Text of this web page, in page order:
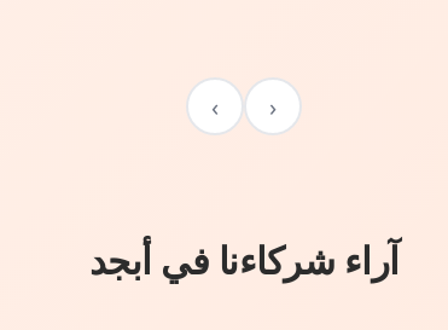
‹
›
آراء شركاءنا في أبجد